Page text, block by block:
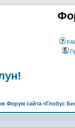
Форум сайта «Глобус